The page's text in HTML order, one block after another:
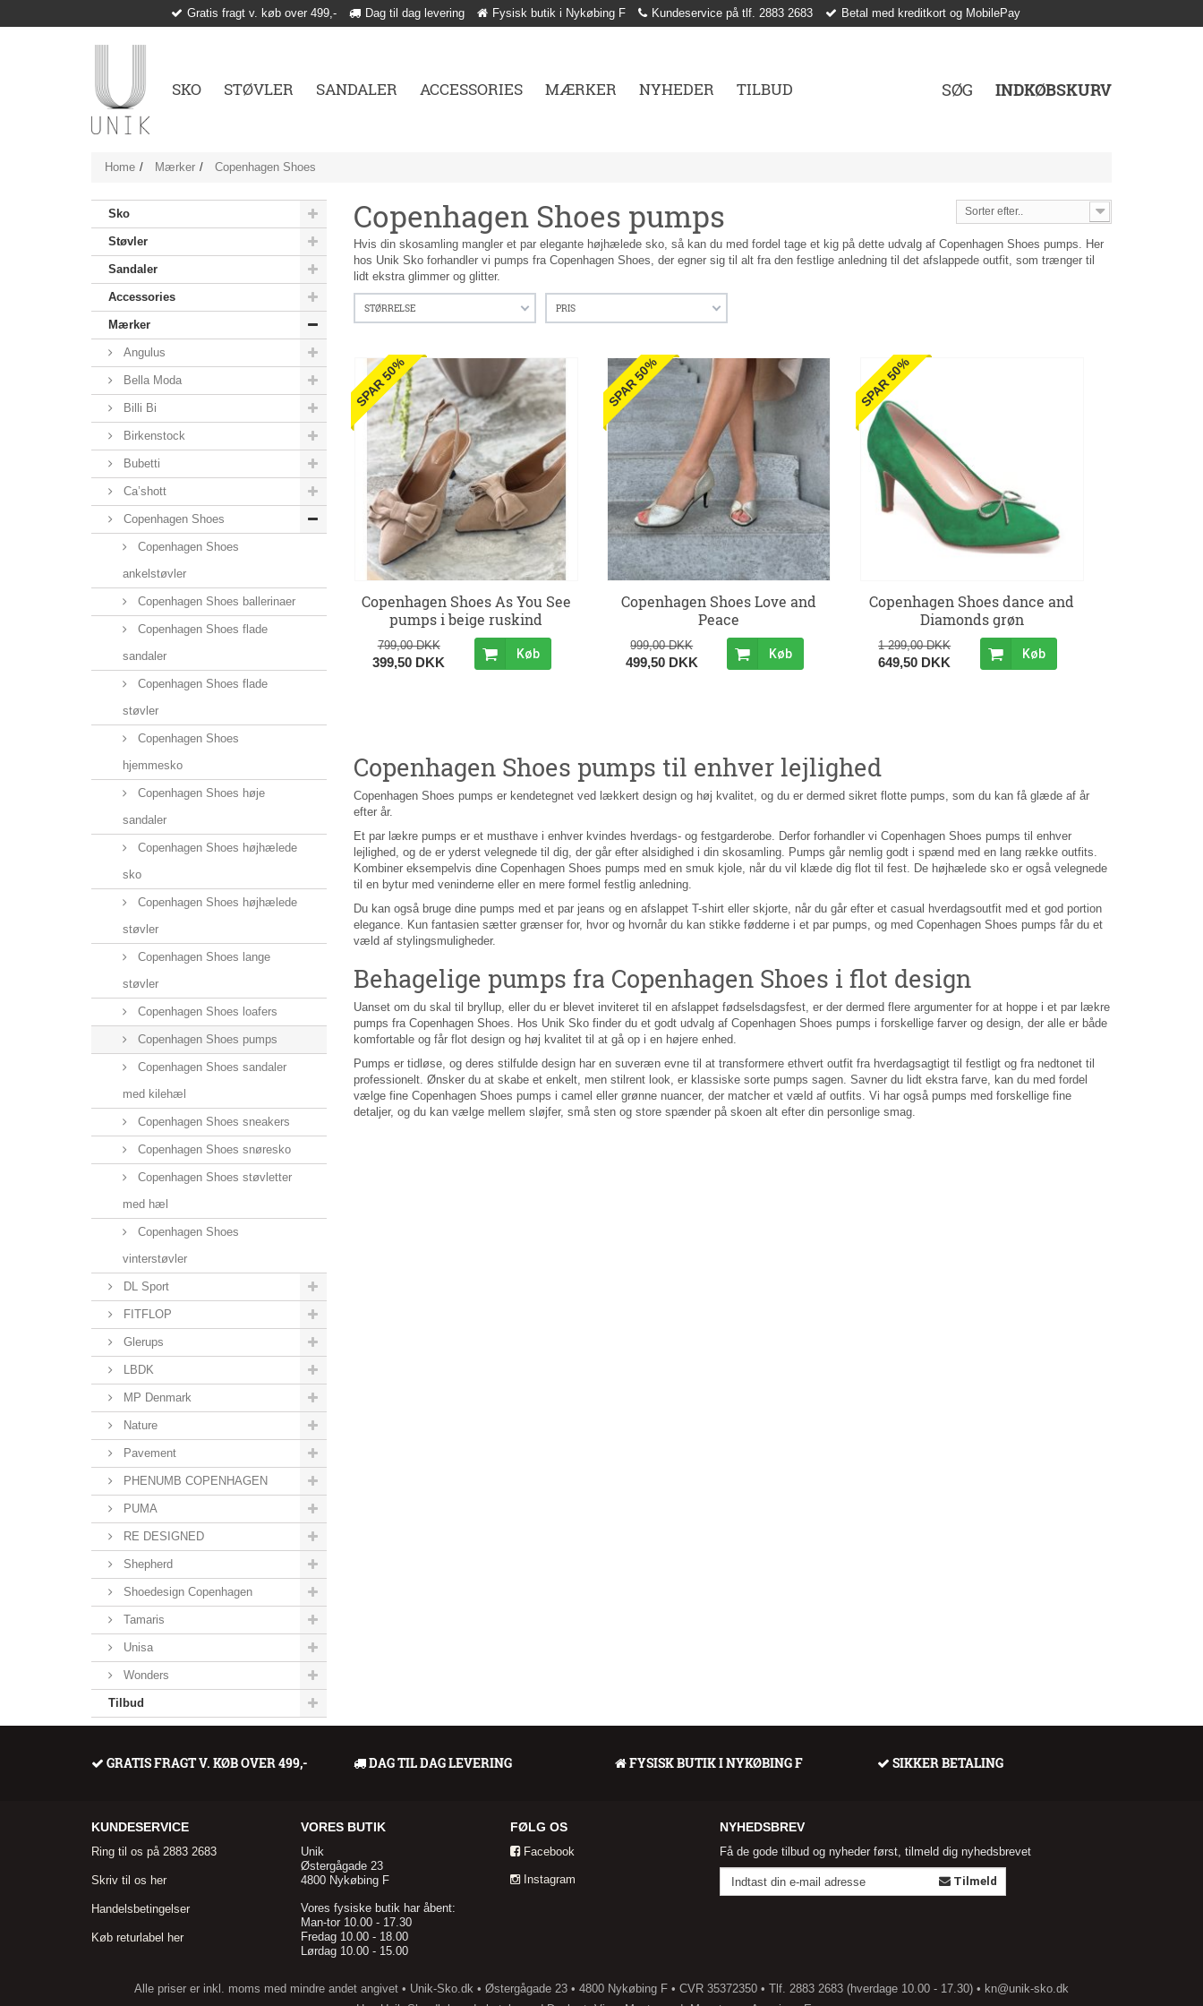
Gratis fragt v. køb over 499,- Dag til dag levering Fysisk butik i Nykøbing F Kundeservice på tlf. 2883 2683 Betal med kreditkort og MobilePay
SKO STØVLER SANDALER ACCESSORIES MÆRKER NYHEDER TILBUD SØG INDKØBSKURV
Home Mærker Copenhagen Shoes
Sko
Støvler
Sandaler
Accessories
Mærker
Angulus
Bella Moda
Billi Bi
Birkenstock
Bubetti
Ca’shott
Copenhagen Shoes
Copenhagen Shoes
ankelstøvler
Copenhagen Shoes ballerinaer
Copenhagen Shoes flade
sandaler
Copenhagen Shoes flade
støvler
Copenhagen Shoes
hjemmesko
Copenhagen Shoes høje
sandaler
Copenhagen Shoes højhælede
sko
Copenhagen Shoes højhælede
støvler
Copenhagen Shoes lange
støvler
Copenhagen Shoes loafers
Copenhagen Shoes pumps
Copenhagen Shoes sandaler
med kilehæl
Copenhagen Shoes sneakers
Copenhagen Shoes snøresko
Copenhagen Shoes støvletter
med hæl
Copenhagen Shoes
vinterstøvler
DL Sport
FITFLOP
Glerups
LBDK
MP Denmark
Nature
Pavement
PHENUMB COPENHAGEN
PUMA
RE DESIGNED
Shepherd
Shoedesign Copenhagen
Tamaris
Unisa
Wonders
Tilbud
Copenhagen Shoes pumps Sorter efter..
Hvis din skosamling mangler et par elegante højhælede sko, så kan du med fordel tage et kig på dette udvalg af Copenhagen Shoes pumps. Her
hos Unik Sko forhandler vi pumps fra Copenhagen Shoes, der egner sig til alt fra den festlige anledning til det afslappede outfit, som trænger til
lidt ekstra glimmer og glitter.
STØRRELSE PRIS
SPAR 50%
Copenhagen Shoes As You See
pumps i beige ruskind
799,00 DKK
399,50 DKK
Køb
SPAR 50%
Copenhagen Shoes Love and
Peace
999,00 DKK
499,50 DKK
Køb
SPAR 50%
Copenhagen Shoes dance and
Diamonds grøn
1 299,00 DKK
649,50 DKK
Køb
Copenhagen Shoes pumps til enhver lejlighed
Copenhagen Shoes pumps er kendetegnet ved lækkert design og høj kvalitet, og du er dermed sikret flotte pumps, som du kan få glæde af år
efter år.
Et par lækre pumps er et musthave i enhver kvindes hverdags- og festgarderobe. Derfor forhandler vi Copenhagen Shoes pumps til enhver
lejlighed, og de er yderst velegnede til dig, der går efter alsidighed i din skosamling. Pumps går nemlig godt i spænd med en lang række outfits.
Kombiner eksempelvis dine Copenhagen Shoes pumps med en smuk kjole, når du vil klæde dig flot til fest. De højhælede sko er også velegnede
til en bytur med veninderne eller en mere formel festlig anledning.
Du kan også bruge dine pumps med et par jeans og en afslappet T-shirt eller skjorte, når du går efter et casual hverdagsoutfit med et god portion
elegance. Kun fantasien sætter grænser for, hvor og hvornår du kan stikke fødderne i et par pumps, og med Copenhagen Shoes pumps får du et
væld af stylingsmuligheder.
Behagelige pumps fra Copenhagen Shoes i flot design
Uanset om du skal til bryllup, eller du er blevet inviteret til en afslappet fødselsdagsfest, er der dermed flere argumenter for at hoppe i et par lækre
pumps fra Copenhagen Shoes. Hos Unik Sko finder du et godt udvalg af Copenhagen Shoes pumps i forskellige farver og design, der alle er både
komfortable og får flot design og høj kvalitet til at gå op i en højere enhed.
Pumps er tidløse, og deres stilfulde design har en suveræn evne til at transformere ethvert outfit fra hverdagsagtigt til festligt og fra nedtonet til
professionelt. Ønsker du at skabe et enkelt, men stilrent look, er klassiske sorte pumps sagen. Savner du lidt ekstra farve, kan du med fordel
vælge fine Copenhagen Shoes pumps i camel eller grønne nuancer, der matcher et væld af outfits. Vi har også pumps med forskellige fine
detaljer, og du kan vælge mellem sløjfer, små sten og store spænder på skoen alt efter din personlige smag.
GRATIS FRAGT V. KØB OVER 499,- DAG TIL DAG LEVERING FYSISK BUTIK I NYKØBING F SIKKER BETALING
KUNDESERVICE
Ring til os på 2883 2683
Skriv til os her
Handelsbetingelser
Køb returlabel her
VORES BUTIK
Unik
Østergågade 23
4800 Nykøbing F
Vores fysiske butik har åbent:
Man-tor 10.00 - 17.30
Fredag 10.00 - 18.00
Lørdag 10.00 - 15.00
FØLG OS
Facebook
Instagram
NYHEDSBREV
Få de gode tilbud og nyheder først, tilmeld dig nyhedsbrevet
Tilmeld
Alle priser er inkl. moms med mindre andet angivet • Unik-Sko.dk • Østergågade 23 • 4800 Nykøbing F • CVR 35372350 • Tlf. 2883 2683 (hverdage 10.00 - 17.30) • kn@unik-sko.dk